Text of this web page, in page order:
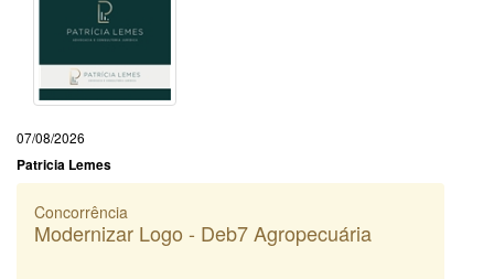
07/08/2026
Patricia Lemes
Concorrência
Modernizar Logo - Deb7 Agropecuária